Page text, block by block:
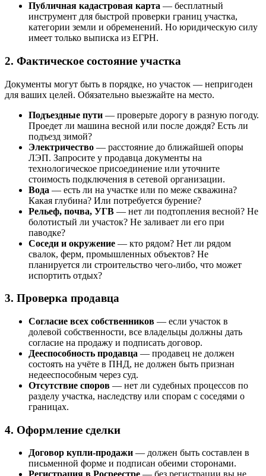
Публичная кадастровая карта — бесплатный
инструмент для быстрой проверки границ участка,
категории земли и обременений. Но юридическую силу
имеет только выписка из ЕГРН.
2. Фактическое состояние участка
Документы могут быть в порядке, но участок — непригоден
для ваших целей. Обязательно выезжайте на место.
Подъездные пути — проверьте дорогу в разную погоду.
Проедет ли машина весной или после дождя? Есть ли
подъезд зимой?
Электричество — расстояние до ближайшей опоры
ЛЭП. Запросите у продавца документы на
технологическое присоединение или уточните
стоимость подключения в сетевой организации.
Вода — есть ли на участке или по меже скважина?
Какая глубина? Или потребуется бурение?
Рельеф, почва, УГВ — нет ли подтопления весной? Не
болотистый ли участок? Не заливает ли его при
паводке?
Соседи и окружение — кто рядом? Нет ли рядом
свалок, ферм, промышленных объектов? Не
планируется ли строительство чего-либо, что может
испортить отдых?
3. Проверка продавца
Согласие всех собственников — если участок в
долевой собственности, все владельцы должны дать
согласие на продажу и подписать договор.
Дееспособность продавца — продавец не должен
состоять на учёте в ПНД, не должен быть признан
недееспособным через суд.
Отсутствие споров — нет ли судебных процессов по
разделу участка, наследству или спорам с соседями о
границах.
4. Оформление сделки
Договор купли-продажи — должен быть составлен в
письменной форме и подписан обеими сторонами.